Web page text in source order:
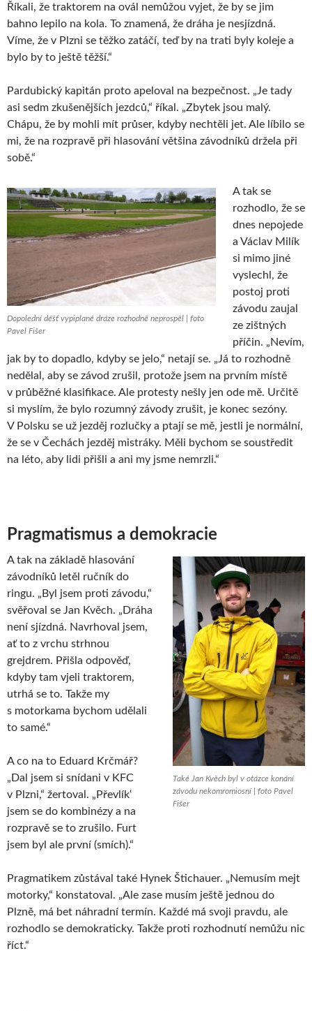
Říkali, že traktorem na ovál nemůžou vyjet, že by se jim
bahno lepilo na kola. To znamená, že dráha je nesjízdná.
Víme, že v Plzni se těžko zatáčí, teď by na trati byly koleje a
bylo by to ještě těžší.“
Pardubický kapitán proto apeloval na bezpečnost. „Je tady
asi sedm zkušenějších jezdců,“ říkal. „Zbytek jsou malý.
Chápu, že by mohli mít průser, kdyby nechtěli jet. Ale líbilo se
mi, že na rozpravě při hlasování většina závodníků držela při
sobě.“
Dopolední déšť vypiplané dráze rozhodně neprospěl | foto
Pavel Fišer
A tak se
rozhodlo, že se
dnes nepojede
a Václav Milík
si mimo jiné
vyslechl, že
postoj proti
závodu zaujal
ze zištných
příčin. „Nevím,
jak by to dopadlo, kdyby se jelo,“ netají se. „Já to rozhodně
nedělal, aby se závod zrušil, protože jsem na prvním místě
v průběžné klasifikace. Ale protesty nešly jen ode mě. Určitě
si myslím, že bylo rozumný závody zrušit, je konec sezóny.
V Polsku se už jezděj rozlučky a ptají se mě, jestli je normální,
že se v Čechách jezděj mistráky. Měli bychom se soustředit
na léto, aby lidi přišli a ani my jsme nemrzli.“
Pragmatismus a demokracie
Také Jan Kvěch byl v otázce konání
závodu nekomromiosní | foto Pavel
Fišer
A tak na základě hlasování
závodníků letěl ručník do
ringu. „Byl jsem proti závodu,“
svěřoval se Jan Kvěch. „Dráha
není sjízdná. Navrhoval jsem,
ať to z vrchu strhnou
grejdrem. Přišla odpověď,
kdyby tam vjeli traktorem,
utrhá se to. Takže my
s motorkama bychom udělali
to samé.“
A co na to Eduard Krčmář?
„Dal jsem si snídani v KFC
v Plzni,“ žertoval. „Převlík‘
jsem se do kombinézy a na
rozpravě se to zrušilo. Furt
jsem byl ale první (smích).“
Pragmatikem zůstával také Hynek Štichauer. „Nemusím mejt
motorky,“ konstatoval. „Ale zase musím ještě jednou do
Plzně, má bet náhradní termín. Každé má svoji pravdu, ale
rozhodlo se demokraticky. Takže proti rozhodnutí nemůžu nic
říct.“